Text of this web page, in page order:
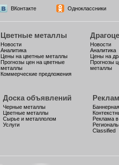
ВКонтакте Одноклассники
Цветные металлы
Новости
Аналитика
Цены на цветные металлы
Прогнозы цен на цветные
металлы
Коммерческие предложения
Новости
Аналитика
Цены на
Прогнозы
металлы
Доска объявлений
Черные металлы
Цветные металлы
Сырье и металлолом
Услуги
Реклама
Classified